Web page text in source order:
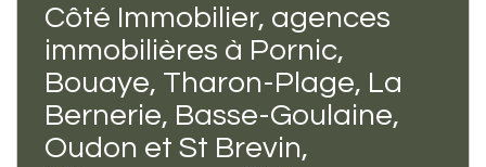
Côté Immobilier, agences
immobilières à Pornic,
Bouaye, Tharon-Plage, La
Bernerie, Basse-Goulaine,
Oudon et St Brevin,